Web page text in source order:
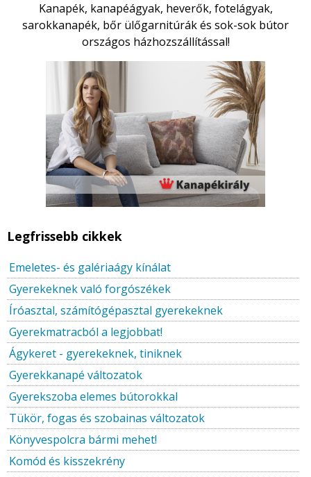
Kanapék, kanapéágyak, heverők, fotelágyak,
sarokkanapék, bőr ülőgarnitúrák és sok-sok bútor
országos házhozszállítással!
Legfrissebb cikkek
Emeletes- és galériaágy kínálat
Gyerekeknek való forgószékek
Íróasztal, számítógépasztal gyerekeknek
Gyerekmatracból a legjobbat!
Ágykeret - gyerekeknek, tiniknek
Gyerekkanapé változatok
Gyerekszoba elemes bútorokkal
Tükör, fogas és szobainas változatok
Könyvespolcra bármi mehet!
Komód és kisszekrény